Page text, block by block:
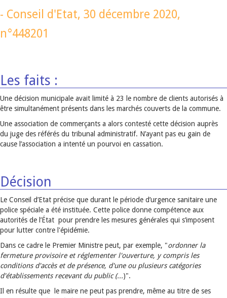
- Conseil d'Etat, 30 décembre 2020,
n°448201
Les faits :
Une décision municipale avait limité à 23 le nombre de clients autorisés à
être simultanément présents dans les marchés couverts de la commune.
Une association de commerçants a alors contesté cette décision auprès
du juge des référés du tribunal administratif. N’ayant pas eu gain de
cause l’association a intenté un pourvoi en cassation.
Décision
Le Conseil d’Etat précise que durant le période d’urgence sanitaire une
police spéciale a été instituée. Cette police donne compétence aux
autorités de l’État pour prendre les mesures générales qui s’imposent
pour lutter contre l'épidémie.
Dans ce cadre le Premier Ministre peut, par exemple, "ordonner la
fermeture provisoire et réglementer l'ouverture, y compris les
conditions d'accès et de présence, d'une ou plusieurs catégories
d'établissements recevant du public (...)".
Il en résulte que le maire ne peut pas prendre, même au titre de ses